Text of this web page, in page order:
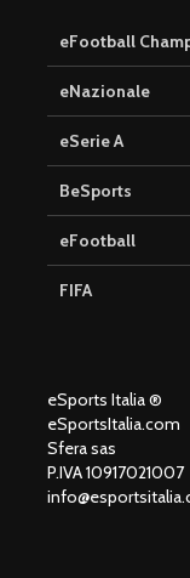
eFootball
eNazionale
eSerie A
BeSports
eFootball
FIFA
eSports Italia ®
eSportsItalia.com
Sfera sas
P.IVA 10917021007